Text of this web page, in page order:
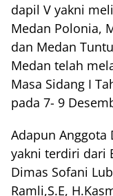
dapil V yakni
Medan Polonia,
dan Medan
Medan telah
Masa Sidang I
pada 7- 9
Adapun Anggota
yakni terdiri dari
Dimas Sofani
Ramli,S.E,